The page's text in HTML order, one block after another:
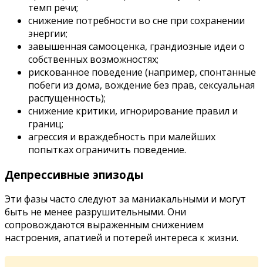
темп речи;
снижение потребности во сне при сохранении
энергии;
завышенная самооценка, грандиозные идеи о
собственных возможностях;
рискованное поведение (например, спонтанные
побеги из дома, вождение без прав, сексуальная
распущенность);
снижение критики, игнорирование правил и
границ;
агрессия и враждебность при малейших
попытках ограничить поведение.
Депрессивные эпизоды
Эти фазы часто следуют за маниакальными и могут
быть не менее разрушительными. Они
сопровождаются выраженным снижением
настроения, апатией и потерей интереса к жизни.